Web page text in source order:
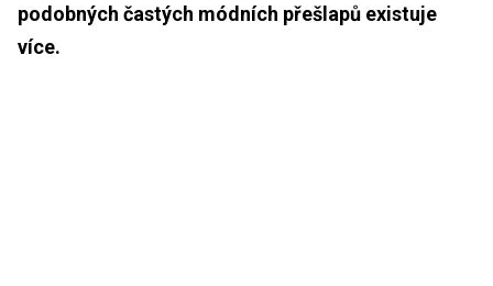
podobných častých módních přešlapů existuje
více.